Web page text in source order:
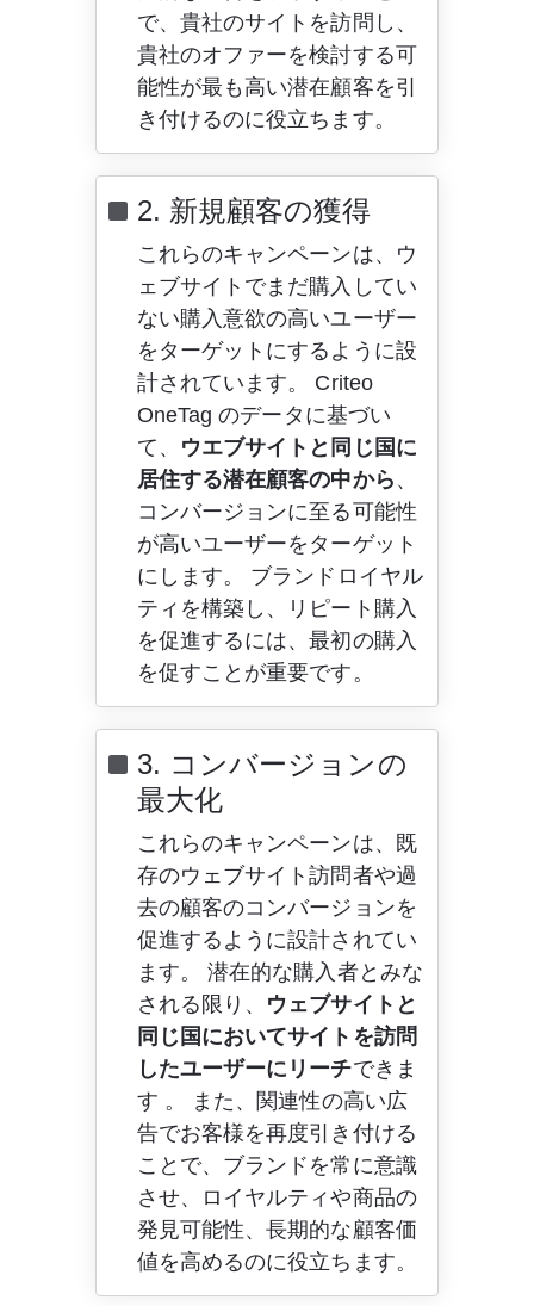
で、貴社のサイトを訪問し、
貴社のオファーを検討する可
能性が最も高い潜在顧客を引
き付けるのに役立ちます。
2. 新規顧客の獲得
これらのキャンペーンは、ウ
ェブサイトでまだ購入してい
ない購入意欲の高いユーザー
をターゲットにするように設
計されています。 Criteo
OneTag のデータに基づい
て、 ウエブサイトと同じ国に
居住する潜在顧客の中から 、
コンバージョンに至る可能性
が高いユーザーをターゲット
にします。 ブランドロイヤル
ティを構築し、リピート購入
を促進するには、最初の購入
を促すことが重要です。
3. コンバージョンの
最大化
これらのキャンペーンは、既
存のウェブサイト訪問者や過
去の顧客のコンバージョンを
促進するように設計されてい
ます。 潜在的な購入者とみな
される限り、 ウェブサイトと
同じ国においてサイトを訪問
したユーザーにリーチできま
す 。 また、関連性の高い広
告でお客様を再度引き付ける
ことで、ブランドを常に意識
させ、ロイヤルティや商品の
発見可能性、長期的な顧客価
値を高めるのに役立ちます。